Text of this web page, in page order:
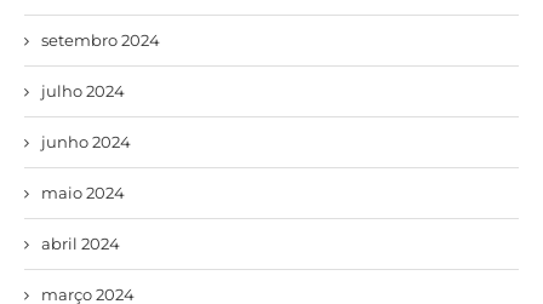
setembro 2024
julho 2024
junho 2024
maio 2024
abril 2024
março 2024